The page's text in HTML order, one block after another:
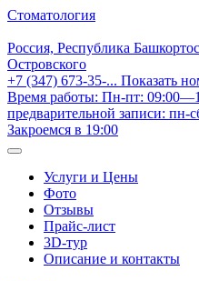
Стоматология
Россия, Республика
Островского
+7 (347) 673-35-... Показать
Время работы: Пн-пт:
предварительной записи: пн-
Закроемся в 19:00
Услуги и Цены
Фото
Отзывы
Прайс-лист
3D-тур
Описание и контакты